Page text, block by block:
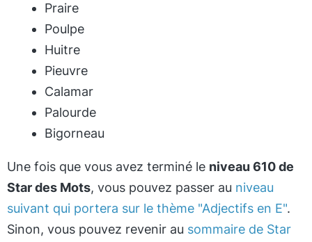
Praire
Poulpe
Huitre
Pieuvre
Calamar
Palourde
Bigorneau
Une fois que vous avez terminé le niveau 610 de
Star des Mots, vous pouvez passer au niveau
suivant qui portera sur le thème "Adjectifs en E".
Sinon, vous pouvez revenir au sommaire de Star